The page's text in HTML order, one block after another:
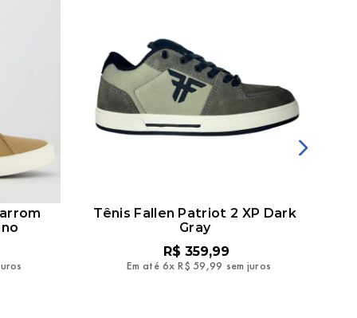
Tênis Fallen Patriot 2 XP Dark
Gray
R$ 359,99
Em até 6x R$ 59,99 sem juros